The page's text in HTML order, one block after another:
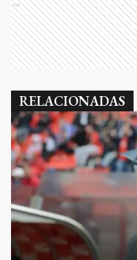
Ads
RELACIONADAS